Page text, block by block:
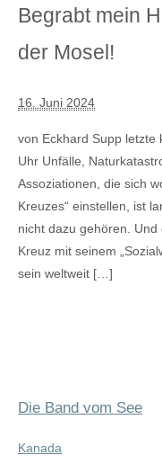
Begrabt mein
der Mosel!
16. Juni 2024
von Eckhard Supp letzte
Uhr Unfälle,
Assoziationen, die sich
Kreuzes“ einstellen, ist
nicht dazu gehören.
Kreuz mit seinem
sein weltweit […]
Die Band vom See
Kanada